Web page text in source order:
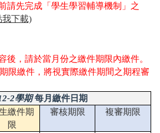
請先完成「學生學習輔導機制」之
我下載)
後，請於當月份之繳件期限內繳件。
限繳件，將視實際繳件期間之期程審
2學期每月繳件日期
繳件期
限
審核期限 複審期限